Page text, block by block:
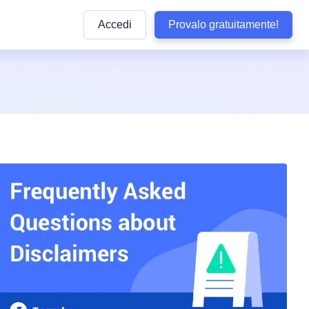
di Responsabilità
accessibilità
Visualizza Tutte le Normative
Vedi tutte le leggi coperte dai nostri prodotti
Tracker delle Normative sulla
Dati negli USA
Non perdere alcun aggiornamento sulle
statunitensi sulla privacy
Confronta Termly
Termly ad altre soluzioni di conformità
Accedi Provalo gratuitamente!